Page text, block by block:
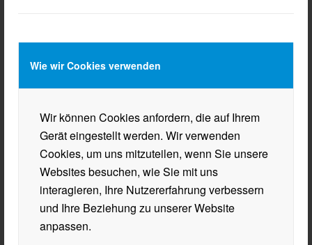
Wie wir Cookies verwenden
Wir können Cookies anfordern, die auf Ihrem
Gerät eingestellt werden. Wir verwenden
Cookies, um uns mitzuteilen, wenn Sie unsere
Websites besuchen, wie Sie mit uns
interagieren, Ihre Nutzererfahrung verbessern
und Ihre Beziehung zu unserer Website
anpassen.
Lupe. Sie führten Versuche zu
Wasserspeicherfähigkeit, pH-Wert, Filterwirkung und
Kohlenstoffgehalt durch und dokumentierten dies in
Versuchsprotokollen. Der Projektbericht mit den
gesammelten Unterlagen musste schließlich dem
VCÖ übermittelt werden.
Mit großer Freude erreichte uns dann nach einigen